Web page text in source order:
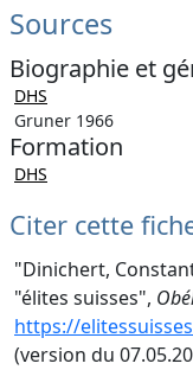
Sources
Biographie et
DHS
Gruner 1966
Formation
DHS
Citer cette
"Dinichert,
"élites suisses",
https://
(version du